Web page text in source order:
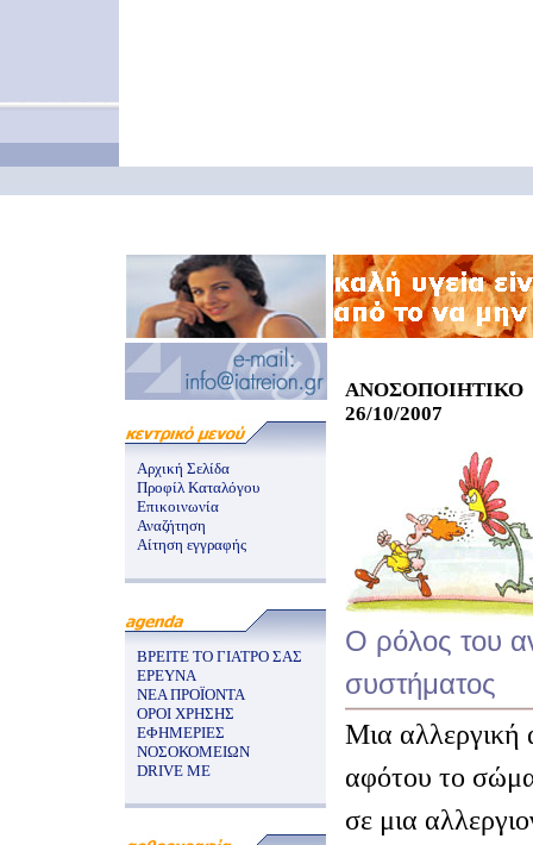
Αρχική Σελίδα
Προφίλ Καταλόγου
Επικοινωνία
Αναζήτηση
Αίτηση εγγραφής
ΒΡΕΙΤΕ ΤΟ ΓΙΑΤΡΟ ΣΑΣ
ΕΡΕΥΝΑ
ΝΕΑ ΠΡΟΪΟΝΤΑ
ΟΡΟΙ ΧΡΗΣΗΣ
ΕΦΗΜΕΡΙΕΣ
ΝΟΣΟΚΟΜΕΙΩΝ
DRIVE ME
26/10/2007
Ο ρόλος του
συστήματος
Μια αλλεργική
αφότου το σώμα
σε μια